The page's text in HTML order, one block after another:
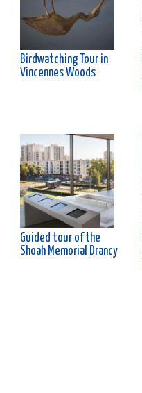
Birdwatching Tour in
Vincennes Woods
Guided tour of the
Shoah Memorial Drancy